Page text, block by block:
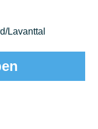
Lavanttal